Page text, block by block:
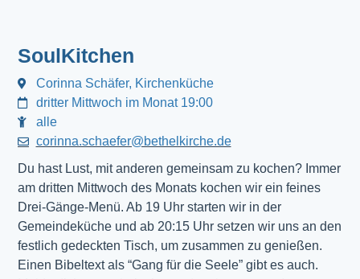
SoulKitchen
Corinna Schäfer, Kirchenküche
dritter Mittwoch im Monat 19:00
alle
corinna.schaefer@bethelkirche.de
Du hast Lust, mit anderen gemeinsam zu kochen? Immer
am dritten Mittwoch des Monats kochen wir ein feines
Drei-Gänge-Menü. Ab 19 Uhr starten wir in der
Gemeindeküche und ab 20:15 Uhr setzen wir uns an den
festlich gedeckten Tisch, um zusammen zu genießen.
Einen Bibeltext als “Gang für die Seele” gibt es auch.